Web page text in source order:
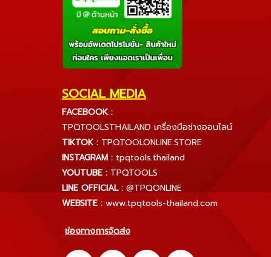
SOCIAL MEDIA
FACEBOOK :
TPQTOOLSTHAILAND เครื่องมือช่างออนไลน์
TIKTOK : TPQTOOLONLINE.STORE
INSTAGRAM : tpqtools.thailand
YOUTUBE : TPQTOOLS
LINE OFFICIAL : @TPQONLINE
WEBSITE : www.tpqtools-thailand.com
ช่องทางการจัดส่ง